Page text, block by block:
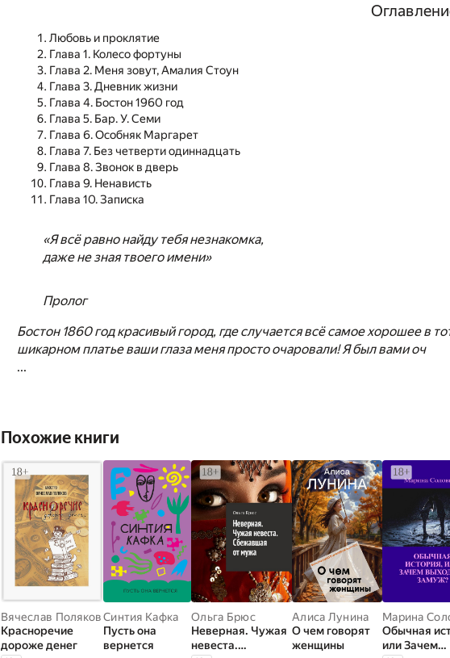
Любовь и проклятие
Глава 1. Колесо фортуны
Глава 2. Меня зовут, Амалия Стоун
Глава 3. Дневник жизни
Глава 4. Бостон 1960 год
Глава 5. Бар. У. Семи
Глава 6. Особняк Маргарет
Глава 7. Без четверти одиннадцать
Глава 8. Звонок в дверь
Глава 9. Ненависть
Глава 10. Записка
«Я всё равно найду тебя незнакомка,
даже не зная твоего имени»
Пролог
Бостон 1860 год красивый город, где случается всё самое хорошее в
шикарном платье ваши глаза меня просто очаровали! Я был вами оч
...
Похожие книги
Вячеслав Поляков
Красноречие
дороже денег
Синтия Кафка
Пусть она
вернется
Ольга Брюс
Неверная. Чужая
невеста.
Алиса Лунина
О чем говорят
женщины
Обычная
или Зачем